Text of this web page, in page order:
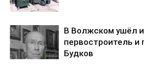
В Волжском ушёл
первостроитель и
Будков